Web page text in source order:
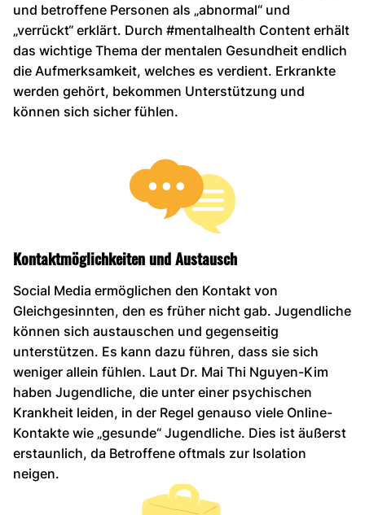
und betroffene Personen als „abnormal“ und
„verrückt“ erklärt. Durch #mentalhealth Content erhält
das wichtige Thema der mentalen Gesundheit endlich
die Aufmerksamkeit, welches es verdient. Erkrankte
werden gehört, bekommen Unterstützung und
können sich sicher fühlen.
Kontaktmöglichkeiten und Austausch
Social Media ermöglichen den Kontakt von
Gleichgesinnten, den es früher nicht gab. Jugendliche
können sich austauschen und gegenseitig
unterstützen. Es kann dazu führen, dass sie sich
weniger allein fühlen. Laut Dr. Mai Thi Nguyen-Kim
haben Jugendliche, die unter einer psychischen
Krankheit leiden, in der Regel genauso viele Online-
Kontakte wie „gesunde“ Jugendliche. Dies ist äußerst
erstaunlich, da Betroffene oftmals zur Isolation
neigen.